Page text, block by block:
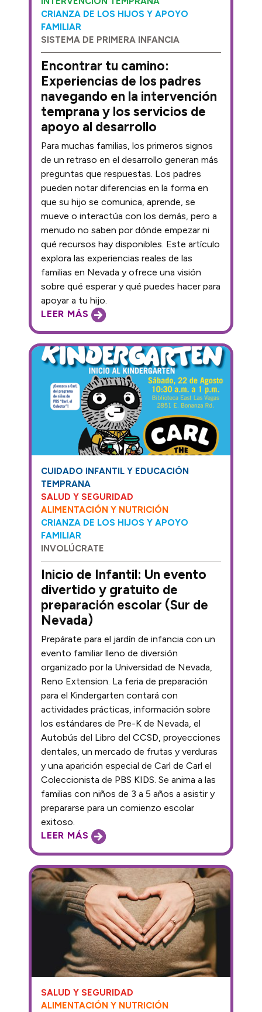
CRIANZA DE LOS HIJOS Y APOYO
FAMILIAR
SISTEMA DE PRIMERA INFANCIA
Encontrar tu camino:
Experiencias de los padres
navegando en la intervención
temprana y los servicios de
apoyo al desarrollo
LEER MÁS
Para muchas familias, los primeros signos
de un retraso en el desarrollo generan más
preguntas que respuestas. Los padres
pueden notar diferencias en la forma en
que su hijo se comunica, aprende, se
mueve o interactúa con los demás, pero a
menudo no saben por dónde empezar ni
qué recursos hay disponibles. Este artículo
explora las experiencias reales de las
familias en Nevada y ofrece una visión
sobre qué esperar y qué puedes hacer para
apoyar a tu hijo.
CUIDADO INFANTIL Y EDUCACIÓN
TEMPRANA
SALUD Y SEGURIDAD
ALIMENTACIÓN Y NUTRICIÓN
CRIANZA DE LOS HIJOS Y APOYO
FAMILIAR
INVOLÚCRATE
Inicio de Infantil: Un evento
divertido y gratuito de
preparación escolar (Sur de
Nevada)
LEER MÁS
Prepárate para el jardín de infancia con un
evento familiar lleno de diversión
organizado por la Universidad de Nevada,
Reno Extension. La feria de preparación
para el Kindergarten contará con
actividades prácticas, información sobre
los estándares de Pre-K de Nevada, el
Autobús del Libro del CCSD, proyecciones
dentales, un mercado de frutas y verduras
y una aparición especial de Carl de Carl el
Coleccionista de PBS KIDS. Se anima a las
familias con niños de 3 a 5 años a asistir y
prepararse para un comienzo escolar
exitoso.
SALUD Y SEGURIDAD
ALIMENTACIÓN Y NUTRICIÓN